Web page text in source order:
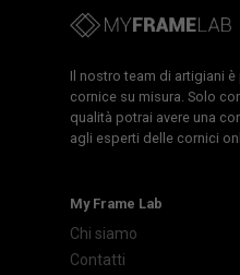
Il nostro team di artigiani
cornice su misura. Solo
qualità potrai avere una
agli esperti delle cornici
My Frame Lab
Chi siamo
Contatti